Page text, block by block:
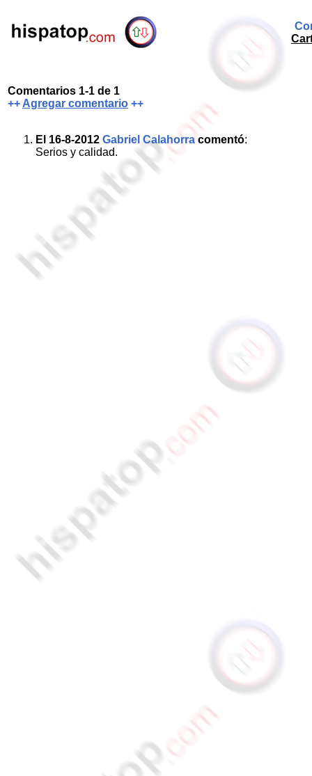
Comentarios 1-1 de 1
++ Agregar comentario ++
El 16-8-2012 Gabriel Calahorra comentó:
Serios y calidad.